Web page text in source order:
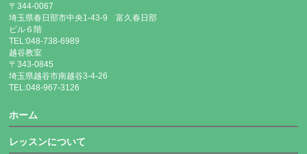
〒344-0067
埼玉県春日部市中央1-43-9 富久春日部
ビル６階
TEL:048-738-6989
越谷教室
〒343-0845
埼玉県越谷市南越谷3-4-26
TEL:048-967-3126
ホーム
レッスンについて